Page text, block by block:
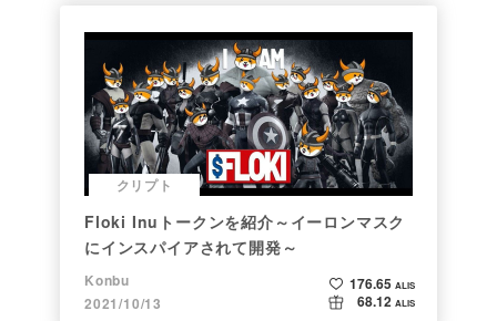
クリプト
Floki Inuトークンを紹介～イーロンマスク
にインスパイアされて開発～
Konbu
2021/10/13
176.65 ALIS
68.12 ALIS